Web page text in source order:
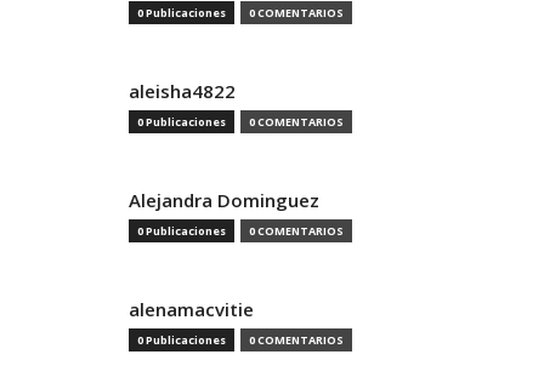
0 Publicaciones 0 COMENTARIOS
aleisha4822
0 Publicaciones 0 COMENTARIOS
Alejandra Dominguez
0 Publicaciones 0 COMENTARIOS
alenamacvitie
0 Publicaciones 0 COMENTARIOS